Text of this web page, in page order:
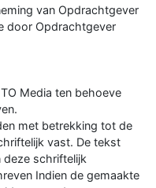
van Opdrachtgever
door Opdrachtgever
Media ten behoeve
met betrekking tot de
vast. De tekst
deze schriftelijk
Indien de gemaakte